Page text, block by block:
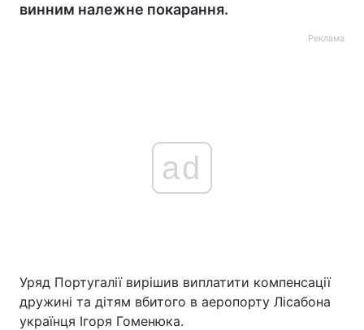
Україна Політика
винним належне покарання.
Реклама
ad
Уряд Португалії вирішив виплатити компенсації
дружині та дітям вбитого в аеропорту Лісабона
українця Ігоря Гоменюка.